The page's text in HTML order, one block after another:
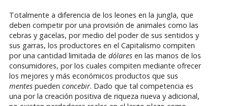
Totalmente a diferencia de los leones en la jungla, que
deben competir por una provisión de animales como las
cebras y gacelas, por medio del poder de sus sentidos y
sus garras, los productores en el Capitalismo compiten
por una cantidad limitada de dólaresen las manos de los
consumidores, por los cuales compiten mediante ofrecer
los mejores y más económicos productos que sus
mentes pueden concebir. Dado que tal competencia es
una por la creación positiva de riqueza nueva y adicional,